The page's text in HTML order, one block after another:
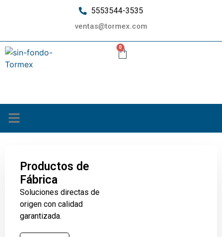
5553544-3535
ventas@tormex.com
0
Productos de
Fábrica
Soluciones directas de
origen con calidad
garantizada.